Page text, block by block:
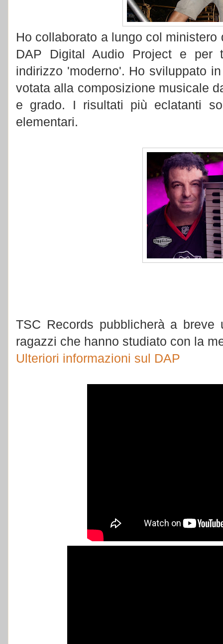
Ho collaborato a lungo col
DAP Digital Audio Project e per
indirizzo 'moderno'. Ho sviluppato
votata alla composizione musicale
e grado. I risultati più eclatanti
elementari.
TSC Records pubblicherà a
ragazzi che hanno studiato con la
Ulteriori informazioni sul DAP